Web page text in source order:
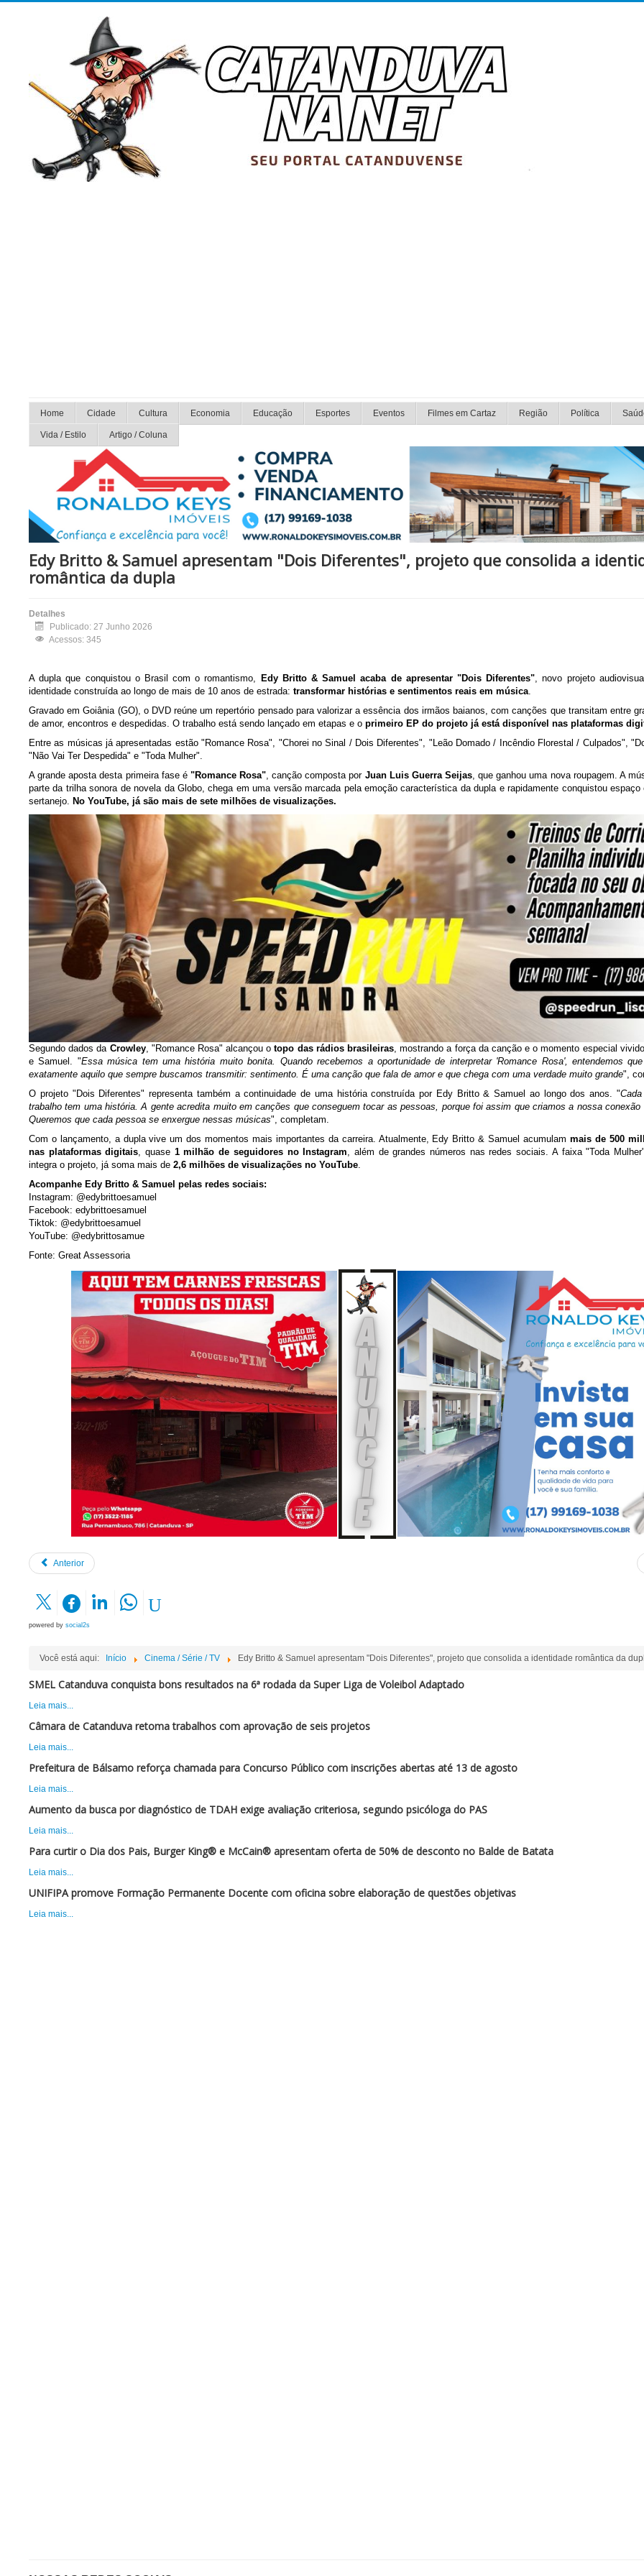
Home Cidade Cultura Economia Educação Esportes Eventos Filmes em Cartaz Região Política
Vida / Estilo Artigo / Coluna
Edy Britto & Samuel apresentam "Dois Diferentes", projeto que consolida a
romântica da dupla
Detalhes
Publicado: 27 Junho 2026
Acessos: 345
A dupla que conquistou o Brasil com o romantismo, Edy Britto & Samuel acaba de apresentar "Dois Diferentes", novo projeto
identidade construída ao longo de mais de 10 anos de estrada: transformar histórias e sentimentos reais em música.
Gravado em Goiânia (GO), o DVD reúne um repertório pensado para valorizar a essência dos irmãos baianos, com canções que transitam entre
de amor, encontros e despedidas. O trabalho está sendo lançado em etapas e o primeiro EP do projeto já está disponível nas plataformas
Entre as músicas já apresentadas estão "Romance Rosa", "Chorei no Sinal / Dois Diferentes", "Leão Domado / Incêndio Florestal / Culpados",
"Não Vai Ter Despedida" e "Toda Mulher".
A grande aposta desta primeira fase é "Romance Rosa", canção composta por Juan Luis Guerra Seijas, que ganhou uma nova roupagem. A
parte da trilha sonora de novela da Globo, chega em uma versão marcada pela emoção característica da dupla e rapidamente conquistou espaço
sertanejo. No YouTube, já são mais de sete milhões de visualizações.
Segundo dados da Crowley, "Romance Rosa" alcançou otopo das rádios brasileiras, mostrando a força da canção e o momento especial
e Samuel. "Essa música tem uma história muito bonita. Quando recebemos a oportunidade de interpretar 'Romance Rosa', entendemos
exatamente aquilo que sempre buscamos transmitir: sentimento. É uma canção que fala de amor e que chega com uma verdade muito grande",
O projeto "Dois Diferentes" representa também a continuidade de uma história construída por Edy Britto & Samuel ao longo dos anos. "
trabalho tem uma história. A gente acredita muito em canções que conseguem tocar as pessoas, porque foi assim que criamos a nossa
Queremos que cada pessoa se enxergue nessas músicas", completam.
Com o lançamento, a dupla vive um dos momentos mais importantes da carreira. Atualmente, Edy Britto & Samuel acumulam mais de 500
nas plataformas digitais, quase 1 milhão de seguidores no Instagram, além de grandes números nas redes sociais. A faixa "Toda
integra o projeto, já soma mais de 2,6 milhões de visualizações no YouTube.
Acompanhe Edy Britto & Samuel pelas redes sociais:
Instagram: @edybrittoesamuel
Facebook: edybrittoesamuel
Tiktok: @edybrittoesamuel
YouTube: @edybrittosamue
Fonte: Great Assessoria
Anterior
powered by social2s
Você está aqui: Início Cinema / Série / TV Edy Britto & Samuel apresentam "Dois Diferentes", projeto que consolida a identidade romântica da
SMEL Catanduva conquista bons resultados na 6ª rodada da Super Liga de Voleibol Adaptado
Leia mais...
Câmara de Catanduva retoma trabalhos com aprovação de seis projetos
Leia mais...
Prefeitura de Bálsamo reforça chamada para Concurso Público com inscrições abertas até 13 de agosto
Leia mais...
Aumento da busca por diagnóstico de TDAH exige avaliação criteriosa, segundo psicóloga do PAS
Leia mais...
Para curtir o Dia dos Pais, Burger King® e McCain® apresentam oferta de 50% de desconto no Balde de Batata
Leia mais...
UNIFIPA promove Formação Permanente Docente com oficina sobre elaboração de questões objetivas
Leia mais...